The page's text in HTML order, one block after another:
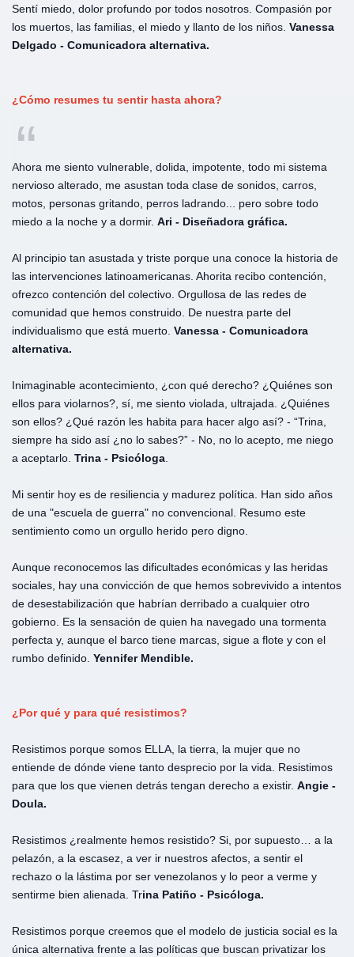
Sentí miedo, dolor profundo por todos nosotros. Compasión por
los muertos, las familias, el miedo y llanto de los niños. Vanessa
Delgado - Comunicadora alternativa.
¿Cómo resumes tu sentir hasta ahora?
Ahora me siento vulnerable, dolida, impotente, todo mi sistema
nervioso alterado, me asustan toda clase de sonidos, carros,
motos, personas gritando, perros ladrando... pero sobre todo
miedo a la noche y a dormir. Ari - Diseñadora gráfica.
Al principio tan asustada y triste porque una conoce la historia de
las intervenciones latinoamericanas. Ahorita recibo contención,
ofrezco contención del colectivo. Orgullosa de las redes de
comunidad que hemos construido. De nuestra parte del
individualismo que está muerto. Vanessa - Comunicadora
alternativa.
Inimaginable acontecimiento, ¿con qué derecho? ¿Quiénes son
ellos para violarnos?, sí, me siento violada, ultrajada. ¿Quiénes
son ellos? ¿Qué razón les habita para hacer algo así? - “Trina,
siempre ha sido así ¿no lo sabes?” - No, no lo acepto, me niego
a aceptarlo. Trina - Psicóloga
Mi sentir hoy es de resiliencia y madurez política. Han sido años
de una "escuela de guerra" no convencional. Resumo este
sentimiento como un orgullo herido pero digno.
Aunque reconocemos las dificultades económicas y las heridas
sociales, hay una convicción de que hemos sobrevivido a intentos
de desestabilización que habrían derribado a cualquier otro
gobierno. Es la sensación de quien ha navegado una tormenta
perfecta y, aunque el barco tiene marcas, sigue a flote y con el
rumbo definido. Yennifer Mendible.
¿Por qué y para qué resistimos?
Resistimos porque somos ELLA, la tierra, la mujer que no
entiende de dónde viene tanto desprecio por la vida. Resistimos
para que los que vienen detrás tengan derecho a existir. Angie -
Doula.
Resistimos ¿realmente hemos resistido? Si, por supuesto… a la
pelazón, a la escasez, a ver ir nuestros afectos, a sentir el
rechazo o la lástima por ser venezolanos y lo peor a verme y
sentirme bien alienada. Trina Patiño - Psicóloga.
Resistimos porque creemos que el modelo de justicia social es la
única alternativa frente a las políticas que buscan privatizar los